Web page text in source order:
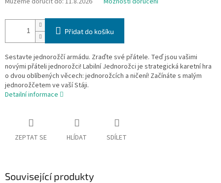
Přidat do košíku
Sestavte jednorožčí armádu. Zraďte své přátele. Teď jsou vašimi
novými přáteli jednorožci! Labilní Jednorožci je strategická karetní hra
o dvou oblíbených věcech: jednorožcích a ničení! Začínáte s malým
jednorožčetem ve vaší Stáji.
Detailní informace
ZEPTAT SE HLÍDAT SDÍLET
Související produkty